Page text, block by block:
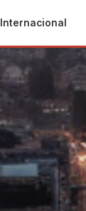
Internacional